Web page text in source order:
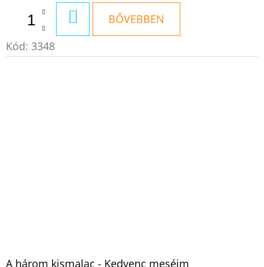
KOSÁRBABŐVEBBEN
Kód: 3348
A három kismalac - Kedvenc meséim